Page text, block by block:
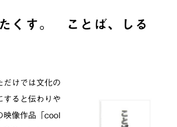
たくす。 ことば、しる
だけでは文化の
すると伝わりや
映像作品「cool